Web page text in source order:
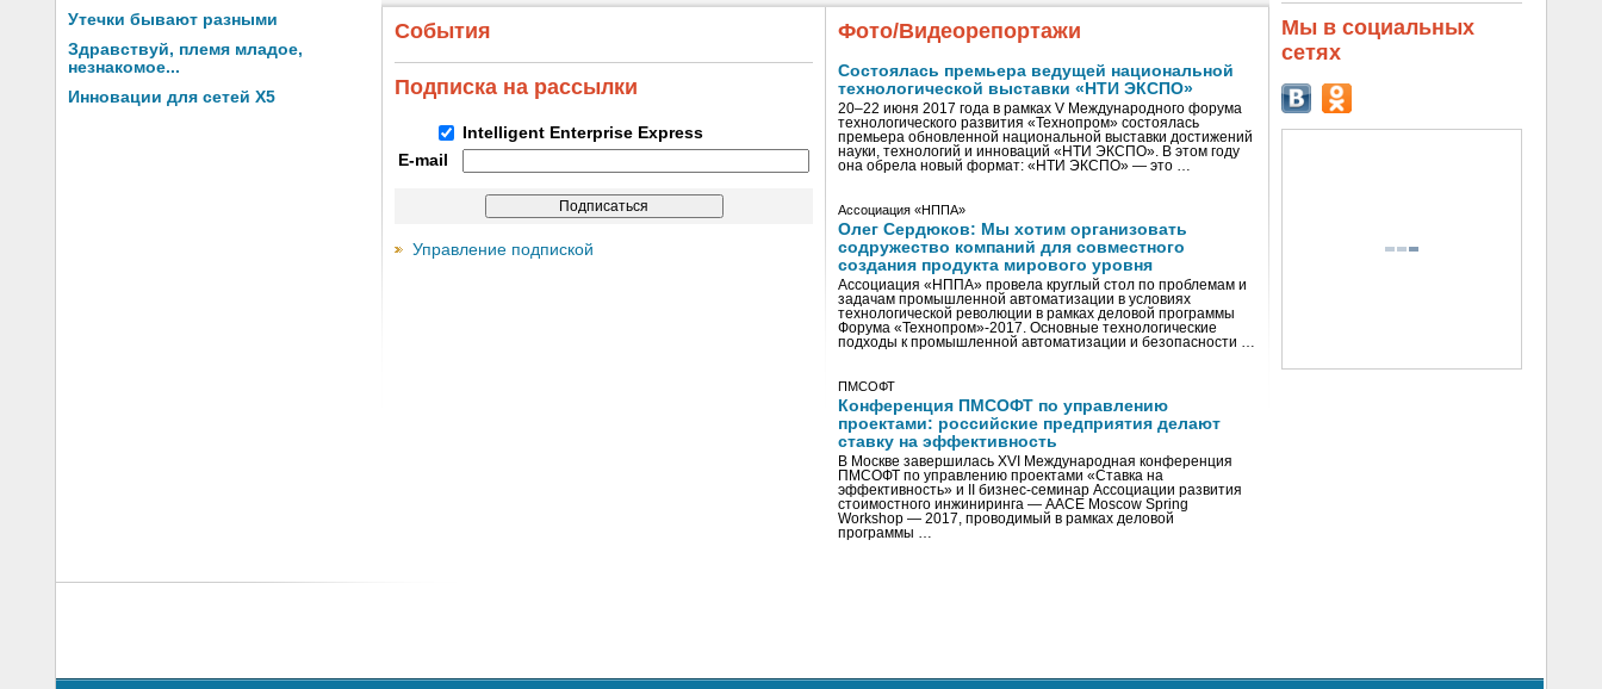
Утечки бывают разными
Здравствуй, племя младое,
незнакомое...
Инновации для сетей X5
События
Подписка на рассылки
Intelligent Enterprise Express
E-mail
Управление подпиской
Фото/Видеорепортажи
Состоялась премьера ведущей национальной
технологической выставки «НТИ ЭКСПО»
20–22 июня 2017 года в рамках V Международного форума
технологического развития «Технопром» состоялась
премьера обновленной национальной выставки достижений
науки, технологий и инноваций «НТИ ЭКСПО». В этом году
она обрела новый формат: «НТИ ЭКСПО» — это …
Ассоциация «НППА»
Олег Сердюков: Мы хотим организовать
содружество компаний для совместного
создания продукта мирового уровня
Ассоциация «НППА» провела круглый стол по проблемам и
задачам промышленной автоматизации в условиях
технологической революции в рамках деловой программы
Форума «Технопром»-2017. Основные технологические
подходы к промышленной автоматизации и безопасности …
ПМСОФТ
Конференция ПМСОФТ по управлению
проектами: российские предприятия делают
ставку на эффективность
В Москве завершилась XVI Международная конференция
ПМСОФТ по управлению проектами «Ставка на
эффективность» и II бизнес-семинар Ассоциации развития
стоимостного инжиниринга — AACE Moscow Spring
Workshop — 2017, проводимый в рамках деловой
программы …
Мы в социальных
сетях